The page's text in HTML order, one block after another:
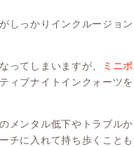
しっかりインクルージョ
ってしまいますが、
ミニ
ィブナイトインクォーツ
メンタル低下やトラブル
チに入れて持ち歩くことも